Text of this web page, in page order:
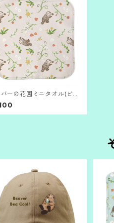
バーの花園ミニタオル(ピン